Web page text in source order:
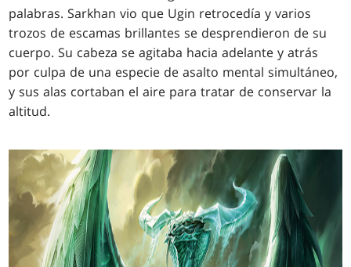
palabras. Sarkhan vio que Ugin retrocedía y varios
trozos de escamas brillantes se desprendieron de su
cuerpo. Su cabeza se agitaba hacia adelante y atrás
por culpa de una especie de asalto mental simultáneo,
y sus alas cortaban el aire para tratar de conservar la
altitud.